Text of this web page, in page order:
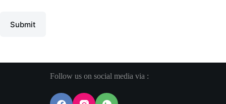
Submit
Follow us on social media via :